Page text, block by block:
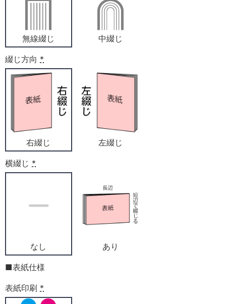
無線綴じ 中綴じ
綴じ方向 *
右綴じ 左綴じ
横綴じ *
なし あり
■表紙仕様
表紙印刷 *